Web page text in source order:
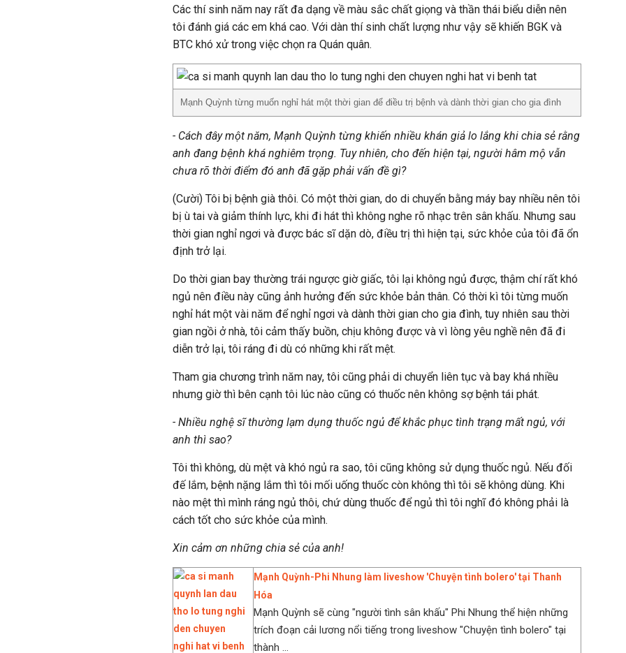
Các thí sinh năm nay rất đa dạng về màu sắc chất giọng và thần thái biểu diễn nên
tôi đánh giá các em khá cao. Với dàn thí sinh chất lượng như vậy sẽ khiến BGK và
BTC khó xử trong việc chọn ra Quán quân.
Mạnh Quỳnh từng muốn nghỉ hát một thời gian để điều trị bệnh và dành thời gian cho gia đình
- Cách đây một năm, Mạnh Quỳnh từng khiến nhiều khán giả lo lắng khi chia sẻ rằng
anh đang bệnh khá nghiêm trọng. Tuy nhiên, cho đến hiện tại, người hâm mộ vẫn
chưa rõ thời điểm đó anh đã gặp phải vấn đề gì?
(Cười) Tôi bị bệnh già thôi. Có một thời gian, do di chuyển bằng máy bay nhiều nên tôi
bị ù tai và giảm thính lực, khi đi hát thì không nghe rõ nhạc trên sân khấu. Nhưng sau
thời gian nghỉ ngơi và được bác sĩ dặn dò, điều trị thì hiện tại, sức khỏe của tôi đã ổn
định trở lại.
Do thời gian bay thường trái ngược giờ giấc, tôi lại không ngủ được, thậm chí rất khó
ngủ nên điều này cũng ảnh hưởng đến sức khỏe bản thân. Có thời kì tôi từng muốn
nghỉ hát một vài năm để nghỉ ngơi và dành thời gian cho gia đình, tuy nhiên sau thời
gian ngồi ở nhà, tôi cảm thấy buồn, chịu không được và vì lòng yêu nghề nên đã đi
diễn trở lại, tôi ráng đi dù có những khi rất mệt.
Tham gia chương trình năm nay, tôi cũng phải di chuyển liên tục và bay khá nhiều
nhưng giờ thì bên cạnh tôi lúc nào cũng có thuốc nên không sợ bệnh tái phát.
- Nhiều nghệ sĩ thường lạm dụng thuốc ngủ để khắc phục tình trạng mất ngủ, với
anh thì sao?
Tôi thì không, dù mệt và khó ngủ ra sao, tôi cũng không sử dụng thuốc ngủ. Nếu đối
đế lắm, bệnh nặng lắm thì tôi mối uống thuốc còn không thì tôi sẽ không dùng. Khi
nào mệt thì mình ráng ngủ thôi, chứ dùng thuốc để ngủ thì tôi nghĩ đó không phải là
cách tốt cho sức khỏe của mình.
Xin cảm ơn những chia sẻ của anh!
Mạnh Quỳnh-Phi Nhung làm liveshow 'Chuyện tình bolero' tại Thanh
Hóa
Mạnh Quỳnh sẽ cùng "người tình sân khấu" Phi Nhung thể hiện những
trích đoạn cải lương nổi tiếng trong liveshow "Chuyện tình bolero" tại
thành ...